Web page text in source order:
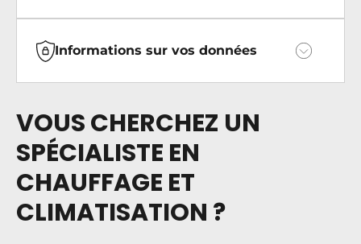
Informations sur vos données
Vos données personnelles sont collectées
pour le traitement de votre demande de
contact.
Vous disposez de droits sur vos données, à
droit de rectification ; un droit d'effacement ;
VOUS CHERCHEZ UN
SPÉCIALISTE EN
CHAUFFAGE ET
CLIMATISATION ?